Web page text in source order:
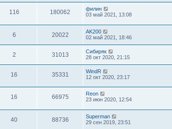
116 180062
филин
03 май 2021, 13:08
6 20022
AK200
02 май 2021, 18:46
2 31013
Сибиряк
28 окт 2020, 21:15
16 35331
WindR
12 окт 2020, 23:17
16 66975
Reon
23 июн 2020, 12:54
40 88736
Superman
29 сен 2019, 23:51